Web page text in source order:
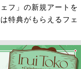
フ」の新規アートを
特典がもらえるフェ